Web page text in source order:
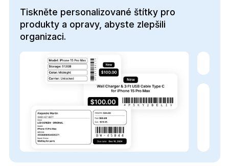
Tiskněte personalizované štítky pro
produkty a opravy, abyste zlepšili
organizaci.